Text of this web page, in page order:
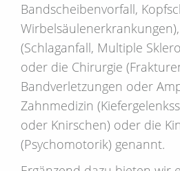
Bandscheibenvorfall,
(Schlaganfall, Multiple
oder die Chirurgie
Bandverletzungen oder
Zahnmedizin
oder Knirschen) oder die
(Psychomotorik) genannt.